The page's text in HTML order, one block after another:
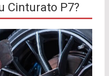
Cinturato P7?